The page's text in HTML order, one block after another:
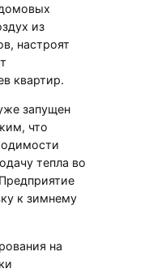
из
настроят
квартир.
запущен
что
тепла во
к зимнему
на